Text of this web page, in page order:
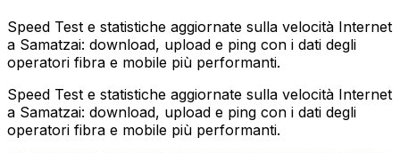
Speed Test e statistiche aggiornate sulla velocità Internet
a Samatzai: download, upload e ping con i dati degli
operatori fibra e mobile più performanti.
Speed Test e statistiche aggiornate sulla velocità Internet
a Samatzai: download, upload e ping con i dati degli
operatori fibra e mobile più performanti.